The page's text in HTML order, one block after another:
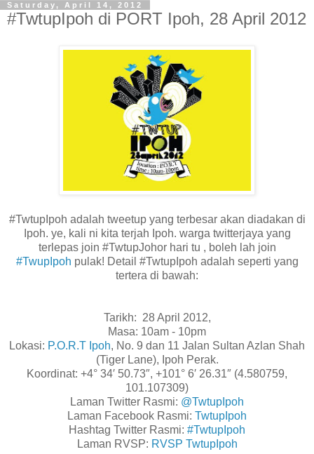
Saturday, April 14, 2012
#TwtupIpoh di PORT Ipoh, 28 April 2012
#TwtupIpoh adalah tweetup yang terbesar akan diadakan di
Ipoh. ye, kali ni kita terjah Ipoh. warga twitterjaya yang
terlepas join #TwtupJohor hari tu , boleh lah join
#TwupIpoh pulak! Detail #TwtupIpoh adalah seperti yang
tertera di bawah:
Tarikh: 28 April 2012,
Masa: 10am - 10pm
Lokasi: P.O.R.T Ipoh, No. 9 dan 11 Jalan Sultan Azlan Shah
(Tiger Lane), Ipoh Perak.
Koordinat: +4° 34′ 50.73″, +101° 6′ 26.31″ (4.580759,
101.107309)
Laman Twitter Rasmi: @TwtupIpoh
Laman Facebook Rasmi: TwtupIpoh
Hashtag Twitter Rasmi: #TwtupIpoh
Laman RVSP: RVSP TwtupIpoh